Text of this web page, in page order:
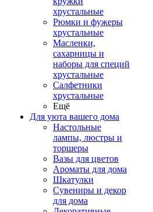
хрустальные
Рюмки и фужеры
хрустальные
Масленки,
сахарницы и
наборы для специй
хрустальные
Салфетники
хрустальные
Ещё
Для уюта вашего дома
Настольные
лампы, люстры и
торшеры
Вазы для цветов
Ароматы для дома
Шкатулки
Сувениры и декор
для дома